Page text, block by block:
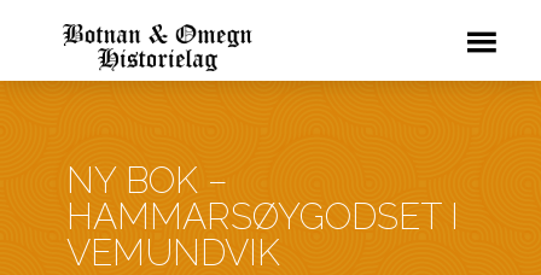
NY BOK –
HAMMARSØYGODSET I
VEMUNDVIK